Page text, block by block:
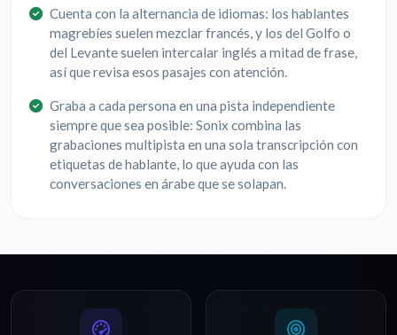
Cuenta con la alternancia de idiomas: los hablantes
magrebíes suelen mezclar francés, y los del Golfo o
del Levante suelen intercalar inglés a mitad de frase,
así que revisa esos pasajes con atención.
Graba a cada persona en una pista independiente
siempre que sea posible: Sonix combina las
grabaciones multipista en una sola transcripción con
etiquetas de hablante, lo que ayuda con las
conversaciones en árabe que se solapan.